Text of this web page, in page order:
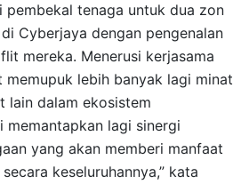
pembekal tenaga untuk dua zon
Cyberjaya dengan pengenalan
mereka. Menerusi kerjasama
memupuk lebih banyak lagi minat
lain dalam ekosistem
memantapkan lagi sinergi
yang akan memberi manfaat
keseluruhannya,” kata